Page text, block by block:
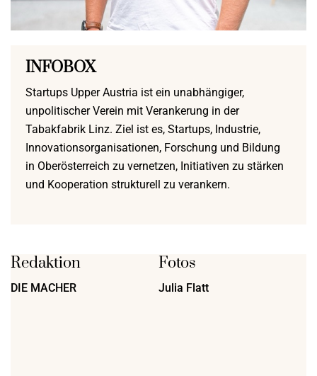
INFOBOX
Startups Upper Austria ist ein unabhängiger,
unpolitischer Verein mit Verankerung in der
Tabakfabrik Linz. Ziel ist es, Startups, Industrie,
Innovationsorganisationen, Forschung und Bildung
in Oberösterreich zu vernetzen, Initiativen zu stärken
und Kooperation strukturell zu verankern.
Redaktion
DIE MACHER
Fotos
Julia Flatt